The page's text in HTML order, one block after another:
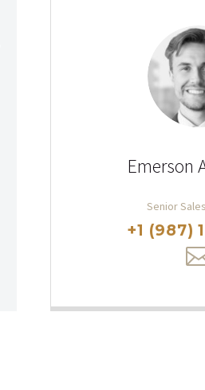
Emerson
Senior
+1 (987)